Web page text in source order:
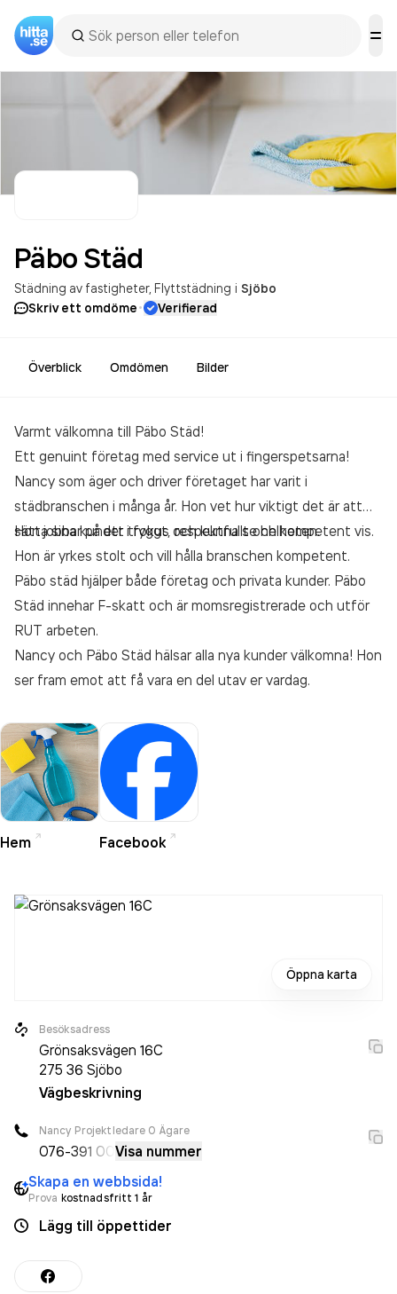
Päbo Städ
Städning av fastigheter Flyttstädning i Sjöbo
Skriv ett omdöme· Verifierad
Överblick Omdömen Bilder
Varmt välkomna till Päbo Städ!
Ett genuint företag med service ut i fingerspetsarna!
Nancy som äger och driver företaget har varit i
städbranschen i många år. Hon vet hur viktigt det är att
sätta sina kunder i fokus och kunna se helheten.
Hon jobbar på ett tryggt, respektfullt och kompetent vis.
Hon är yrkes stolt och vill hålla branschen kompetent.
Päbo städ hjälper både företag och privata kunder. Päbo
Städ innehar F-skatt och är momsregistrerade och utför
RUT arbeten.
Nancy och Päbo Städ hälsar alla nya kunder välkomna! Hon
ser fram emot att få vara en del utav er vardag.
Hem Facebook
Öppna karta
Besöksadress
Grönsaksvägen 16C
275 36 Sjöbo
Vägbeskrivning
Nancy Projektledare O Ägare
076-391 00 Visa nummer
Skapa en webbsida!
Prova kostnadsfritt 1 år
Lägg till öppettider